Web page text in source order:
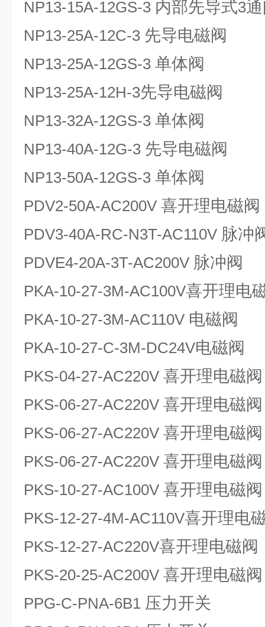
NP13-15A-12GS-3 内部先导式3
NP13-25A-12C-3 先导电磁阀
NP13-25A-12GS-3 单体阀
NP13-25A-12H-3先导电磁阀
NP13-32A-12GS-3 单体阀
NP13-40A-12G-3 先导电磁阀
NP13-50A-12GS-3 单体阀
PDV2-50A-AC200V 喜开理电磁阀
PDV3-40A-RC-N3T-AC110V 脉冲
PDVE4-20A-3T-AC200V 脉冲阀
PKA-10-27-3M-AC100V喜开理电
PKA-10-27-3M-AC110V 电磁阀
PKA-10-27-C-3M-DC24V电磁阀
PKS-04-27-AC220V 喜开理电磁阀
PKS-06-27-AC220V 喜开理电磁阀
PKS-06-27-AC220V 喜开理电磁阀
PKS-06-27-AC220V 喜开理电磁阀
PKS-10-27-AC100V 喜开理电磁阀
PKS-12-27-4M-AC110V喜开理电
PKS-12-27-AC220V喜开理电磁阀
PKS-20-25-AC200V 喜开理电磁阀
PPG-C-PNA-6B1 压力开关